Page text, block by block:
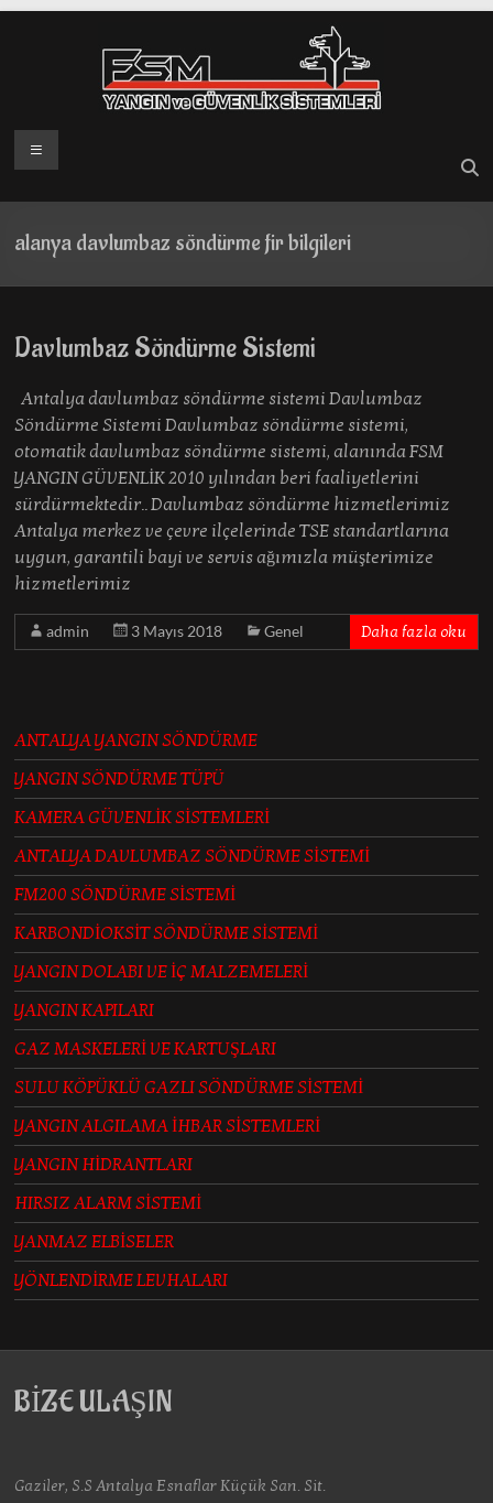
Menü
alanya davlumbaz söndürme fir bilgileri
Davlumbaz Söndürme Sistemi
Antalya davlumbaz söndürme sistemi Davlumbaz
Söndürme Sistemi Davlumbaz söndürme sistemi,
otomatik davlumbaz söndürme sistemi, alanında FSM
YANGIN GÜVENLİK 2010 yılından beri faaliyetlerini
sürdürmektedir.. Davlumbaz söndürme hizmetlerimiz
Antalya merkez ve çevre ilçelerinde TSE standartlarına
uygun, garantili bayi ve servis ağımızla müşterimize
hizmetlerimiz
admin 3 Mayıs 2018 Genel Daha fazla oku
ANTALYA YANGIN SÖNDÜRME
YANGIN SÖNDÜRME TÜPÜ
KAMERA GÜVENLİK SİSTEMLERİ
ANTALYA DAVLUMBAZ SÖNDÜRME SİSTEMİ
FM200 SÖNDÜRME SİSTEMİ
KARBONDİOKSİT SÖNDÜRME SİSTEMİ
YANGIN DOLABI VE İÇ MALZEMELERİ
YANGIN KAPILARI
GAZ MASKELERİ VE KARTUŞLARI
SULU KÖPÜKLÜ GAZLI SÖNDÜRME SİSTEMİ
YANGIN ALGILAMA İHBAR SİSTEMLERİ
YANGIN HİDRANTLARI
HIRSIZ ALARM SİSTEMİ
YANMAZ ELBİSELER
YÖNLENDİRME LEVHALARI
BİZE ULAŞIN
Gaziler, S.S Antalya Esnaflar Küçük San. Sit.